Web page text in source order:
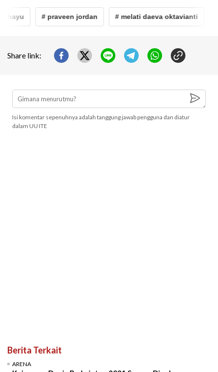
# praveen jordan # melati daeva oktavianti #
Share link:
Isi komentar sepenuhnya adalah tanggung jawab pengguna dan diatur
dalam UU ITE
Berita Terkait
ARENA